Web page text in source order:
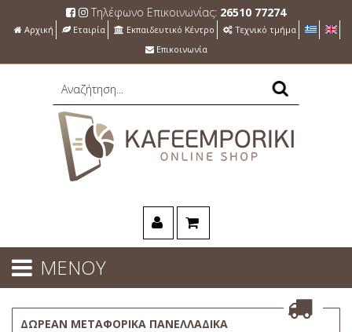
Τηλέφωνο Επικοινωνίας: 26510 77274
Αρχική Εταιρία Εκπαιδευτικό Κέντρο
Τεχνικό τμήμα
Επικοινωνία
ΜΕΝΟΥ
ΔΩΡΕΑΝ ΜΕΤΑΦΟΡΙΚΑ ΠΑΝΕΛΛΑΔΙΚΑ